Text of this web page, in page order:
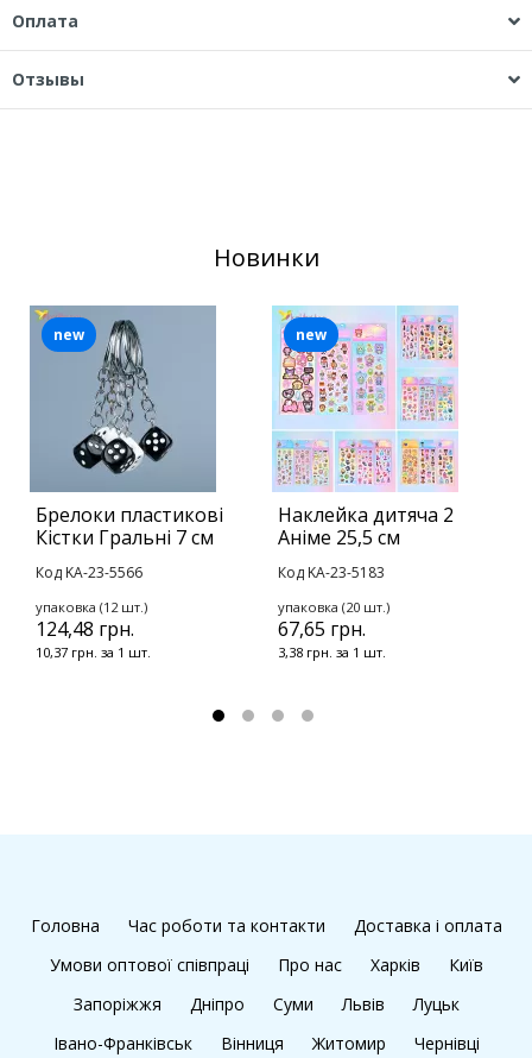
Оплата
Отзывы
Новинки
Брелоки пластикові
Кістки Гральні 7 см
Код KA-23-5566
упаковка (12 шт.)
124,48 грн.
10,37 грн. за 1 шт.
new
Наклейка дитяча 2
Аніме 25,5 см
Код KA-23-5183
упаковка (20 шт.)
67,65 грн.
3,38 грн. за 1 шт.
new
Головна Час роботи та контакти
Доставка і оплата
Умови оптової співпраці
Про нас Харків
Київ
Запоріжжя
Дніпро Суми Львів
Луцьк
Івано-Франківськ
Вінниця Житомир Чернівці